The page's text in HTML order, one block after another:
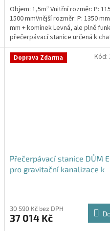
Objem: 1,5m³ Vnitřní rozměr: P:
1500 mmVnější rozměr: P: 1350
mm + komínek Levná, ale plně
přečerpávací stanice určená k
zahradám,...
Doprava Zdarma
Přečerpávací stanice DŮM
pro gravitační kanalizace k
30 590 Kč bez DPH
37 014 Kč
Kód: